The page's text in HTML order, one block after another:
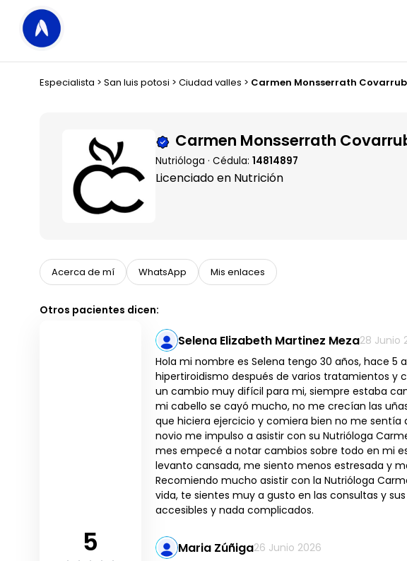
Especialista > San luis potosi > Ciudad valles > Carmen Monsserrath
Carmen Monsserrath
Nutrióloga · Cédula: 14814897
Licenciado en Nutrición
Acerca de mí WhatsApp Mis enlaces
Otros pacientes dicen:
5
Selena Elizabeth Martinez Meza28 Junio
Hola mi nombre es Selena tengo 30 años, hace 5
hipertiroidismo después de varios tratamientos y
un cambio muy difícil para mi, siempre estaba
mi cabello se cayó mucho, no me crecían las
que hiciera ejercicio y comiera bien no me sentía
novio me impulso a asistir con su Nutrióloga
mes empecé a notar cambios sobre todo en mi
levanto cansada, me siento menos estresada y
Recomiendo mucho asistir con la Nutrióloga
vida, te sientes muy a gusto en las consultas y
accesibles y nada complicados.
Maria Zúñiga26 Junio 2026